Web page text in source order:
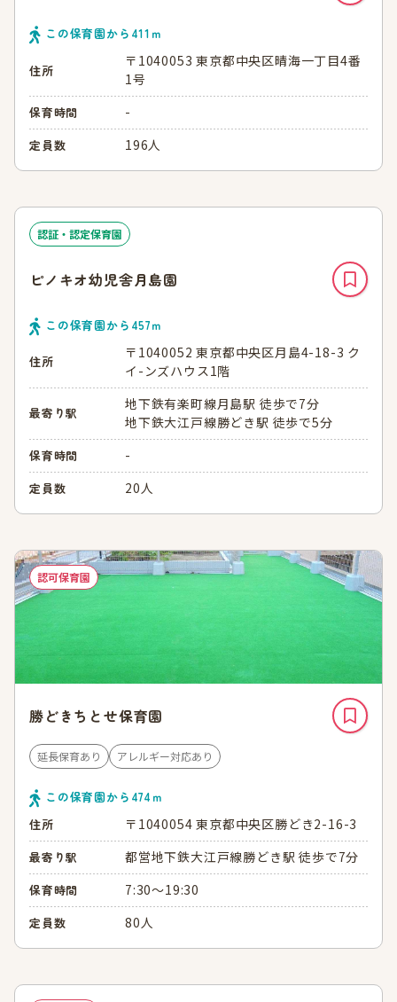
この保育園から 411 ｍ
住所
〒1040053 東京都中央区晴海一丁目4番
1号
保育時間 -
定員数 196人
認証・認定保育園
ピノキオ幼児舎月島園
この保育園から 457ｍ
住所
〒1040052 東京都中央区月島4-18-3 ク
イ-ンズハウス1階
最寄り駅
地下鉄有楽町線月島駅 徒歩で7分
地下鉄大江戸線勝どき駅 徒歩で5分
保育時間 -
定員数 20人
認可保育園
勝どきちとせ保育園
延長保育あり アレルギー対応あり
この保育園から 474 ｍ
住所
〒1040054 東京都中央区勝どき2-16-3
最寄り駅 都営地下鉄大江戸線勝どき駅 徒歩で7分
保育時間 7:30～19:30
定員数 80人